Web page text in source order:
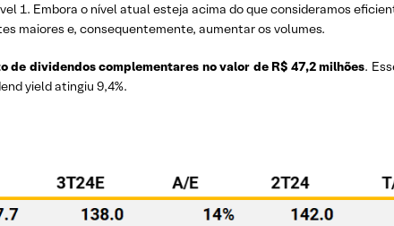
1. Embora o nível atual esteja acima do que consideramos
maiores e, consequentemente, aumentar os volumes.
de dividendos complementares no valor de R$ 47,2 milhões.
yield atingiu 9,4%.